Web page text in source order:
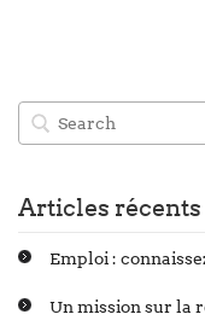
Articles récents
Emploi :
Un mission sur la